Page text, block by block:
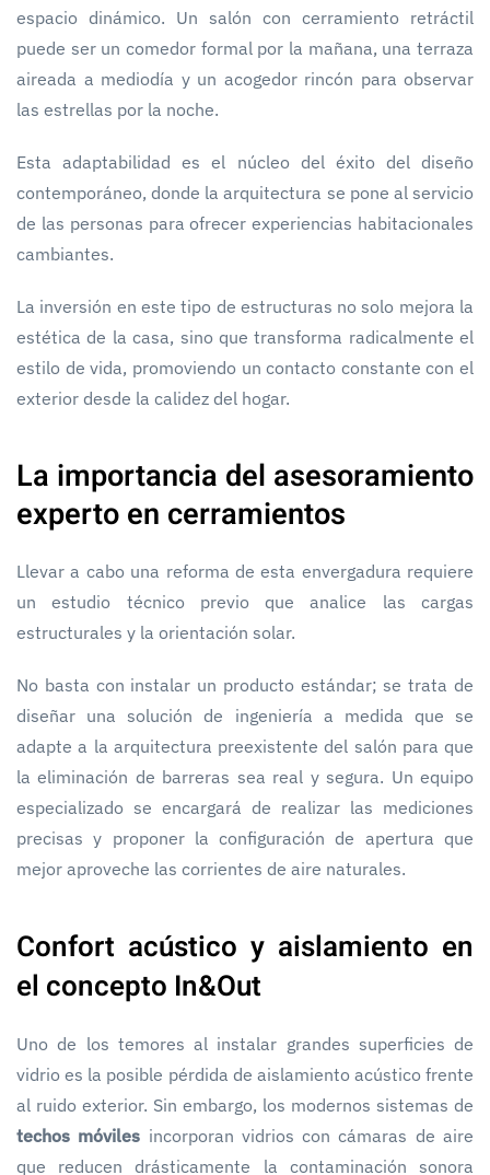
espacio dinámico. Un salón con cerramiento retráctil
puede ser un comedor formal por la mañana, una terraza
aireada a mediodía y un acogedor rincón para observar
las estrellas por la noche.
Esta adaptabilidad es el núcleo del éxito del diseño
contemporáneo, donde la arquitectura se pone al servicio
de las personas para ofrecer experiencias habitacionales
cambiantes.
La inversión en este tipo de estructuras no solo mejora la
estética de la casa, sino que transforma radicalmente el
estilo de vida, promoviendo un contacto constante con el
exterior desde la calidez del hogar.
La importancia del asesoramiento
experto en cerramientos
Llevar a cabo una reforma de esta envergadura requiere
un estudio técnico previo que analice las cargas
estructurales y la orientación solar.
No basta con instalar un producto estándar; se trata de
diseñar una solución de ingeniería a medida que se
adapte a la arquitectura preexistente del salón para que
la eliminación de barreras sea real y segura. Un equipo
especializado se encargará de realizar las mediciones
precisas y proponer la configuración de apertura que
mejor aproveche las corrientes de aire naturales.
Confort acústico y aislamiento en
el concepto In&Out
Uno de los temores al instalar grandes superficies de
vidrio es la posible pérdida de aislamiento acústico frente
al ruido exterior. Sin embargo, los modernos sistemas de
techos móviles incorporan vidrios con cámaras de aire
que reducen drásticamente la contaminación sonora